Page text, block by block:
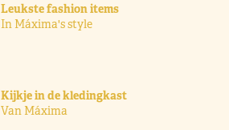
Leukste fashion items
In Máxima's style
Kijkje in de kledingkast
Van Máxima